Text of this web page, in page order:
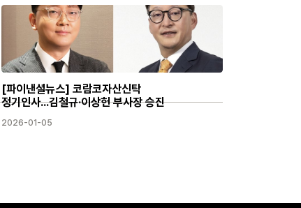
[파이낸셜뉴스] 코람코자산신탁
정기인사...김철규·이상헌 부사장 승진
2026-01-05